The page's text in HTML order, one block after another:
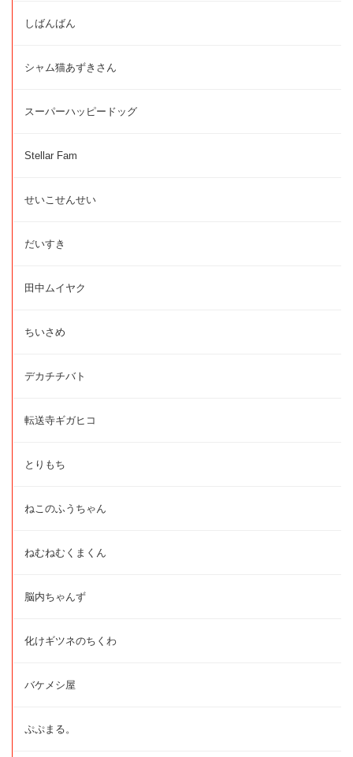
しばんばん
シャム猫あずきさん
スーパーハッピードッグ
Stellar Fam
せいこせんせい
だいすき
田中ムイヤク
ちいさめ
デカチチバト
転送寺ギガヒコ
とりもち
ねこのふうちゃん
ねむねむくまくん
脳内ちゃんず
化けギツネのちくわ
バケメシ屋
ぷぷまる。